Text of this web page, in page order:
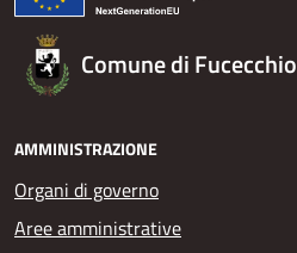
Comune di Fucecchio
AMMINISTRAZIONE
Organi di governo
Aree amministrative